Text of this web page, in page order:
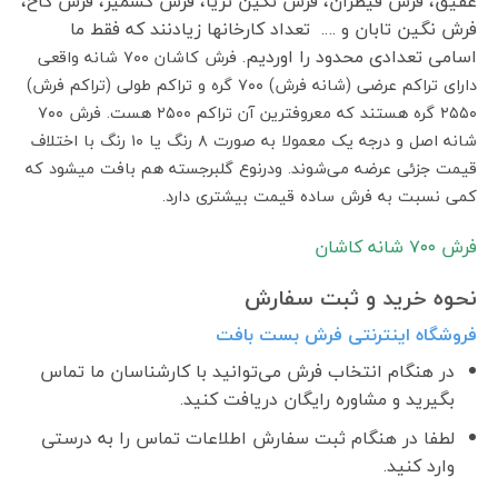
فرش نگین تابان و …. تعداد کارخانها زیادنند که فقط ما
اسامی تعدادی محدود را اوردیم.
فرش کاشان ۷۰۰ شانه واقعی
دارای تراکم عرضی (شانه فرش) ۷۰۰ گره و تراکم طولی (تراکم فرش)
۲۵۵۰ گره هستند که معروفترین آن تراکم ۲۵۰۰ هست. فرش ۷۰۰
شانه اصل و درجه یک معمولا به صورت ۸ رنگ یا ۱۰ رنگ با اختلاف
قیمت جزئی عرضه می‌شوند. ودرنوع گلبرجسته هم بافت میشود که
کمی نسبت به فرش ساده قیمت بیشتری دارد.
فرش ٧٠٠ شانه کاشان
نحوه خرید و ثبت سفارش
فروشگاه اینترنتی فرش بست بافت
در هنگام انتخاب فرش می‌توانید با کارشناسان ما تماس
بگیرید و مشاوره رایگان دریافت کنید.
لطفا در هنگام ثبت سفارش اطلاعات تماس را به درستی
وارد کنید.